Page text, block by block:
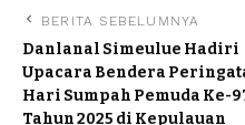
BERITA SEBELUMNYA
Danlanal Simeulue Hadiri
Upacara Bendera
Hari Sumpah Pemuda Ke-
Tahun 2025 di Kepulauan